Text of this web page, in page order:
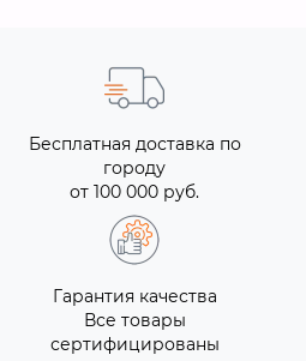
Бесплатная доставка по
городу
от 100 000 руб.
Гарантия качества
Все товары
сертифицированы